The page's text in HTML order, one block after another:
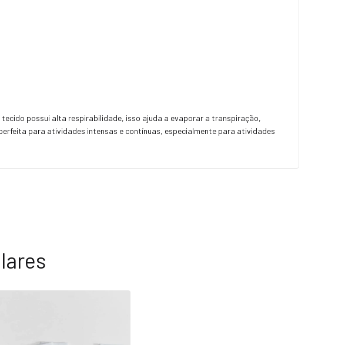
possui alta respirabilidade, isso ajuda a evaporar a transpiração,
para atividades intensas e contínuas, especialmente para atividades